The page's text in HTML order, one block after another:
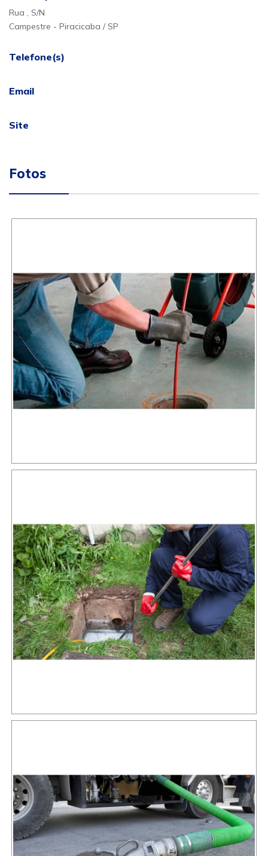
Rua , S/N
Campestre - Piracicaba / SP
Telefone(s)
Email
Site
Fotos